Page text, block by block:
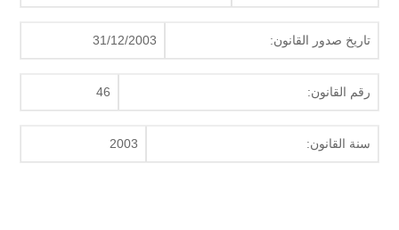
تاريخ صدور القانون: 31/12/2003
رقم القانون: 46
سنة القانون: 2003